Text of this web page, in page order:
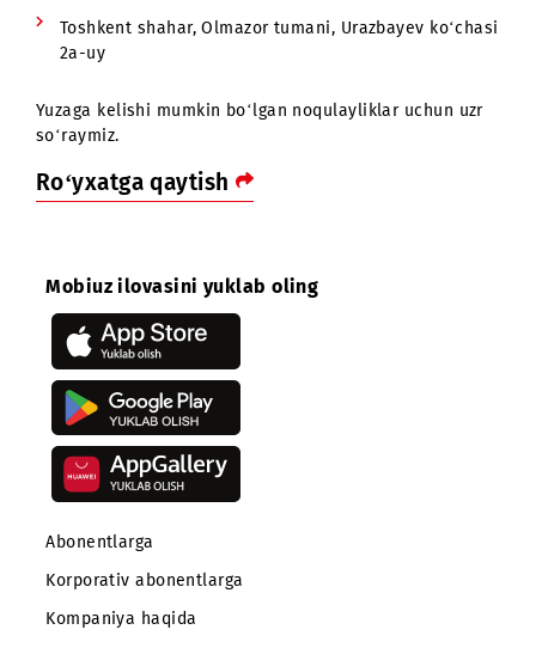
Toshkent viloyati, Zangiota tumani, Ishonguzar PGT,
Toshkent shahar, Olmazor tumani, Urazbayev
2a-uy
Ro‘yxatga qaytish
Mobiuz ilovasini yuklab oling